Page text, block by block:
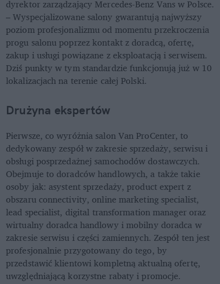
dyrektor zarządzający Mercedes-Benz Vans w Polsce.
– Wyspecjalizowane salony gwarantują najwyższy
poziom profesjonalizmu od momentu przekroczenia
progu salonu poprzez kontakt z doradcą, ofertę,
zakup i usługi powiązane z eksploatacją i serwisem.
Dziś punkty w tym standardzie funkcjonują już w 10
lokalizacjach na terenie całej Polski.
Drużyna ekspertów
Pierwsze, co wyróżnia salon Van ProCenter, to
dedykowany zespół w zakresie sprzedaży, serwisu i
obsługi posprzedażnej samochodów dostawczych.
Obejmuje to doradców handlowych, a także takie
osoby jak: asystent sprzedaży, product expert z
obszaru connectivity, online marketing specialist,
lead specialist, digital transformation manager oraz
wirtualny doradca handlowy i mobilny doradca w
zakresie serwisu i części zamiennych. Zespół ten jest
profesjonalnie przygotowany do tego, by
przedstawić klientowi kompletną aktualną ofertę,
uwzględniającą korzystne rabaty i promocje.